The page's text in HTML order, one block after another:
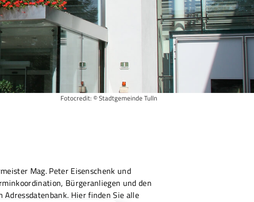
Fotocredit: © Stadtgemeinde Tulln
Mag. Peter Eisenschenk und
Bürgeranliegen und den
Hier finden Sie alle